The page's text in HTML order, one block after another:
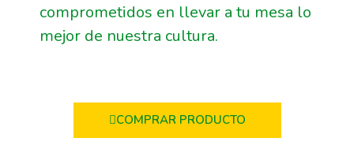
comprometidos en llevar a tu mesa lo
mejor de nuestra cultura.
COMPRAR PRODUCTO